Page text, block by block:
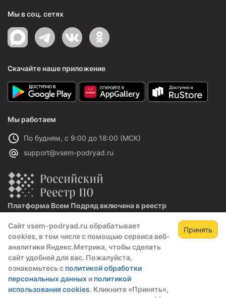
Сайт vsem-podryad.ru обрабатывает
cookies, в том числе с помощью сервиса веб-
аналитики Яндекс.Метрика, чтобы сделать
сайт удобней для вас. Пожалуйста,
ознакомьтесь с политикой обработки
персональных данных и политикой
использования cookies. Кликните «Принять»,
Принять
Мы в соц. сетях
Скачайте наше приложение
Мы работаем
По будням, с 9:00 до 18:00 (МСК)
support@vsem-podryad.ru
Платформа Всем Подряд включена в реестр
Реестровая запись №32021 от 06.02.2026
Политика конфиденциальности
О компании